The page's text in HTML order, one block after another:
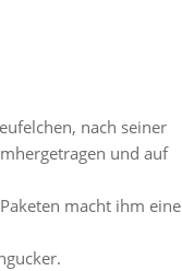
nach seiner
und auf
macht ihm eine